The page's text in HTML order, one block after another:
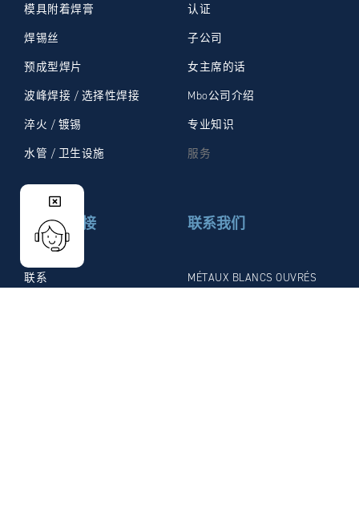
模具附着焊膏
焊锡丝
预成型焊片
波峰焊接 / 选择性焊接
淬火 / 镀锡
水管 / 卫生设施
认证
子公司
女主席的话
Mbo公司介绍
专业知识
服务
有用的链接
联系
联系我们
MÉTAUX BLANCS OUVRÉS